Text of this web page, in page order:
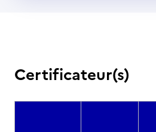
Certificateur(s)